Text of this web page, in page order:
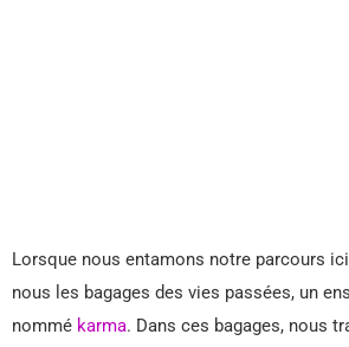
Lorsque nous entamons notre parcours
nous les bagages des vies passées, un
nommé karma. Dans ces bagages, nous